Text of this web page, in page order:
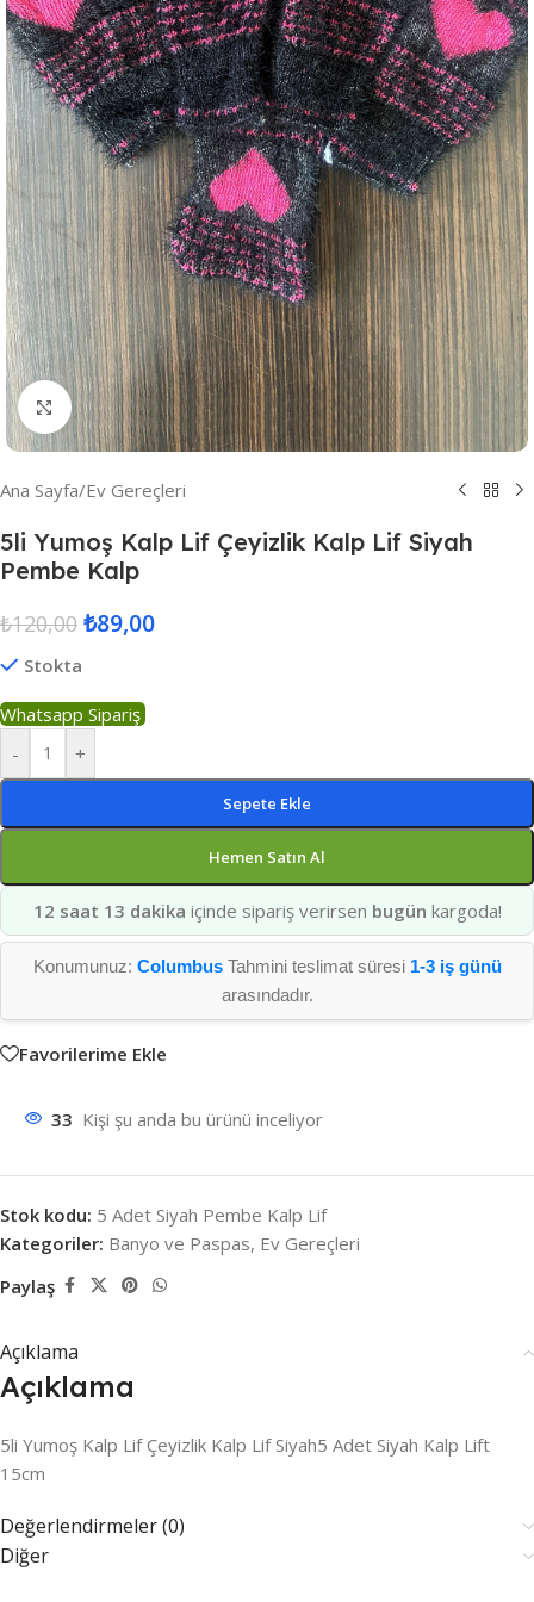
Resmi Büyüt
Ana Sayfa/Ev Gereçleri
5li Yumoş Kalp Lif Çeyizlik Kalp Lif Siyah
Pembe Kalp
₺120,00 ₺89,00
Stokta
Whatsapp Sipariş
-
+
Sepete Ekle
Hemen Satın Al
12 saat 13 dakika içinde sipariş verirsen bugün kargoda!
Konumunuz: ColumbusTahmini teslimat süresi 1-3 iş günü
arasındadır.
Favorilerime Ekle
33 Kişi şu anda bu ürünü inceliyor
Stok kodu: 5 Adet Siyah Pembe Kalp Lif
Kategoriler: Banyo ve Paspas, Ev Gereçleri
Paylaş
Açıklama
Açıklama
5li Yumoş Kalp Lif Çeyizlik Kalp Lif Siyah5 Adet Siyah Kalp Lift
15cm
Değerlendirmeler (0)
Diğer